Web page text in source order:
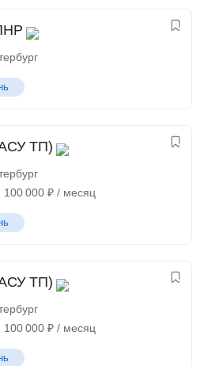
ТП)
100 000 ₽ / месяц
ТП)
100 000 ₽ / месяц